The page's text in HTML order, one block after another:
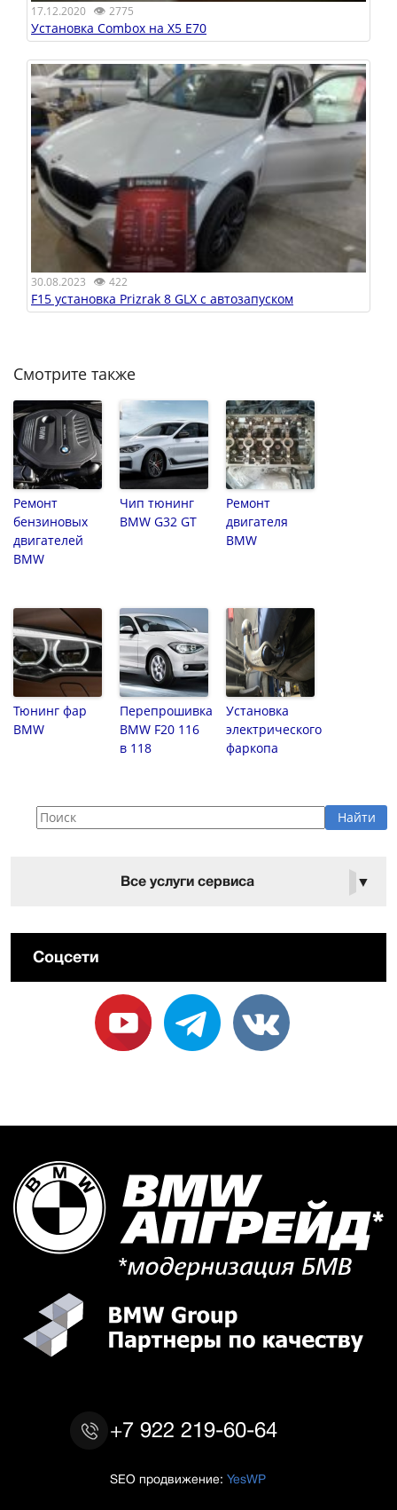
17.12.2020 👁 2775
Установка Combox на X5 E70
30.08.2023 👁 422
F15 установка Prizrak 8 GLX с автозапуском
Смотрите также
Ремонт
бензиновых
двигателей
BMW
Чип тюнинг
BMW G32 GT
Ремонт
двигателя
BMW
Тюнинг фар
BMW
Перепрошивка
BMW F20 116
в 118
Установка
электрического
фаркопа
Все услуги сервиса ▼
Соцсети
+7 922 219-60-64
SEO продвижение: YesWP